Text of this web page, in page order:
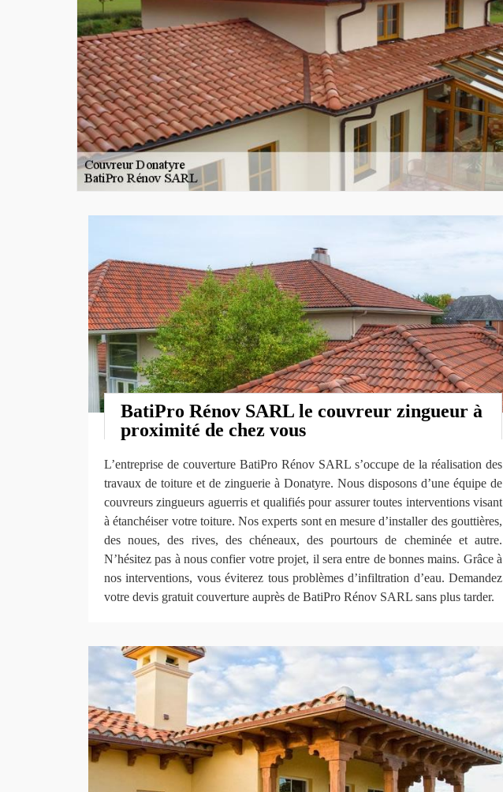
BatiPro Rénov SARL le couvreur zingueur à
proximité de chez vous
L’entreprise de couverture BatiPro Rénov SARL s’occupe de la réalisation des
travaux de toiture et de zinguerie à Donatyre. Nous disposons d’une équipe de
couvreurs zingueurs aguerris et qualifiés pour assurer toutes interventions visant
à étanchéiser votre toiture. Nos experts sont en mesure d’installer des gouttières,
des noues, des rives, des chéneaux, des pourtours de cheminée et autre.
N’hésitez pas à nous confier votre projet, il sera entre de bonnes mains. Grâce à
nos interventions, vous éviterez tous problèmes d’infiltration d’eau. Demandez
votre devis gratuit couverture auprès de BatiPro Rénov SARL sans plus tarder.